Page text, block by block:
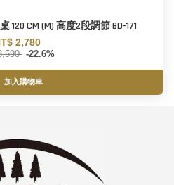
120 CM (M) 高度2段調節 BD-171
2,780
-22.6%
加入購物車